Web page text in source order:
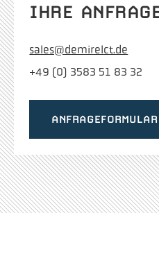
IHRE
sales@demirelct.de
+49 (0) 3583 51 83 32
ANFRAGEFORMULAR